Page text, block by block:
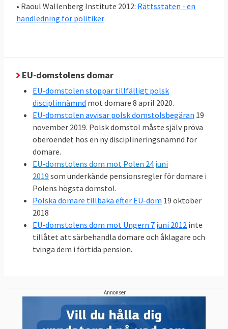
2. Varför är rättsstatlighet viktigt i EU?
andras rättssystem är oberoende och opartiska.
EU-kommissionen, vars uppgift är att se till att
EU-regler efterlevs i EU-länderna,
sammanfattade 2014 vikten av
rättsstatlighet:“Respekten för
rättsstatsprincipen är inte bara en
förutsättning för skyddet för alla
grundläggande värden som anges i artikel 2 i
EU-fördraget, utan också en förutsättning för
att vidmakthålla alla rättigheter och
skyldigheter som följer av fördragen och av
internationell rätt.
Alla EU-medborgares och nationella
myndigheters förtroende för rättsordningarna
i övriga medlemsstater är av avgörande
En dom i en nationell domstol på privaträttens
område ska automatiskt erkännas och
• Raoul Wallenberg Institute 2012: Rättsstaten - en
handledning för politiker
EU-domstolens domar
EU-domstolen stoppar tillfälligt polsk
disciplinnämnd mot domare 8 april 2020.
EU-domstolen avvisar polsk domstolsbegäran 19
november 2019. Polsk domstol måste själv pröva
oberoendet hos en ny disciplineringsnämnd för
domare.
EU-domstolens dom mot Polen 24 juni
2019 som underkände pensionsregler för domare i
Polens högsta domstol.
Polska domare tillbaka efter EU-dom 19 oktober
2018
EU-domstolens dom mot Ungern 7 juni 2012 inte
tillåtet att särbehandla domare och åklagare och
tvinga dem i förtida pension.
Annonser